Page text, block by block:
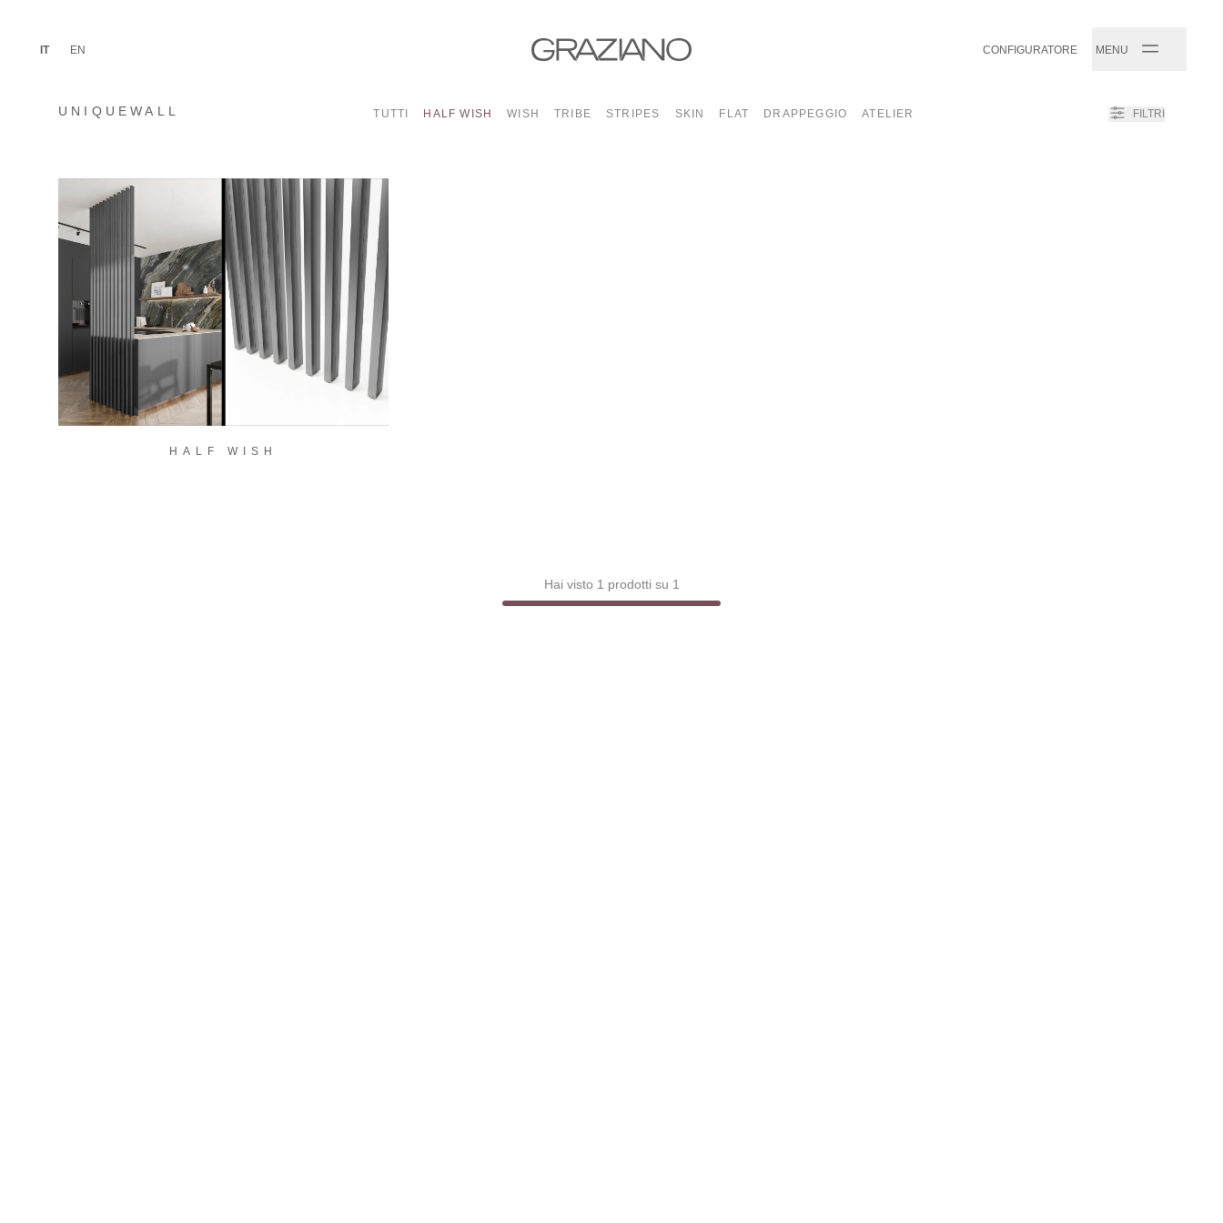
IT EN CONFIGURATORE MENU
✕
UNIQUEWALL FILTRI
TUTTI HALF WISH WISH TRIBE STRIPES SKIN FLAT DRAPPEGGIO ATELIER
HALF WISH
Hai visto 1 prodotti su 1